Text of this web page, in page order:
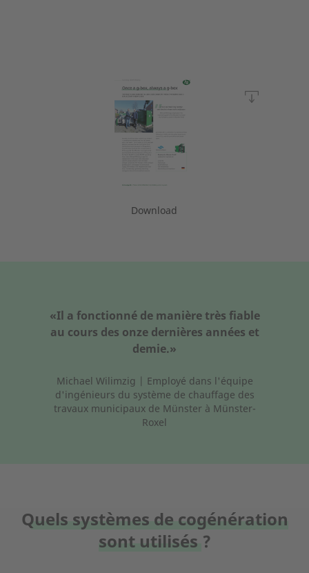
Download
«Il a fonctionné de manière très fiable
au cours des onze dernières années et
demie.»
Michael Wilimzig | Employé dans l'équipe
d'ingénieurs du système de chauffage des
travaux municipaux de Münster à Münster-
Roxel
Quels systèmes de cogénération
sont utilisés ?